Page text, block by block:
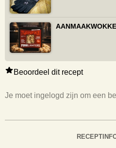
Beoordeel dit recept
Je moet ingelogd zijn om een